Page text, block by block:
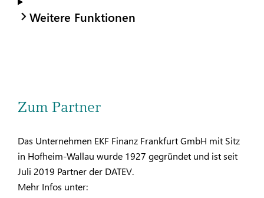
Weitere Funktionen
Zum Partner
Das Unternehmen EKF Finanz Frankfurt GmbH mit Sitz
in Hofheim-Wallau wurde 1927 gegründet und ist seit
Juli 2019 Partner der DATEV.
Mehr Infos unter: